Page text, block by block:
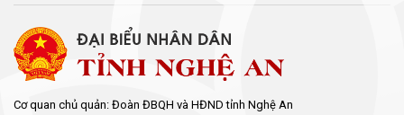
Cơ quan chủ quản: Đoàn ĐBQH và HĐND tỉnh Nghệ An